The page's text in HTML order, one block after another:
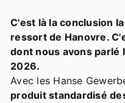
C'est là la conclusion
ressort de Hanovre.
dont nous avons parlé
2026.
Avec les Hanse
produit standardisé